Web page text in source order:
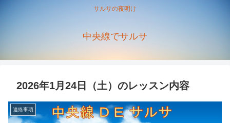
サルサの夜明け
中央線でサルサ
2026年1月24日（土）のレッスン内容
連絡事項